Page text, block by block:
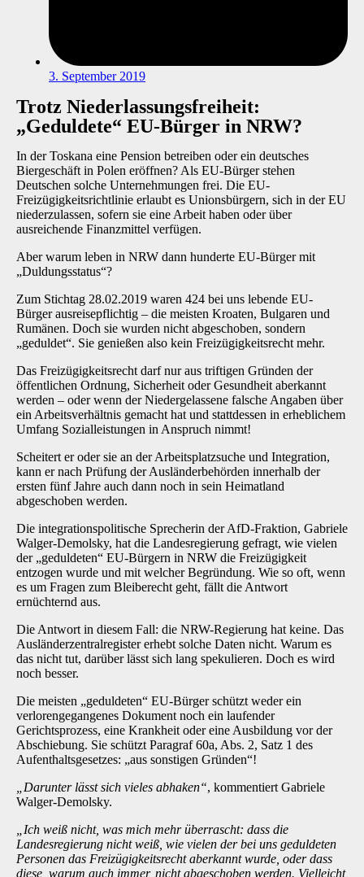
3. September 2019
Trotz Niederlassungsfreiheit:
„Geduldete“ EU-Bürger in NRW?
In der Toskana eine Pension betreiben oder ein deutsches
Biergeschäft in Polen eröffnen? Als EU-Bürger stehen
Deutschen solche Unternehmungen frei. Die EU-
Freizügigkeitsrichtlinie erlaubt es Unionsbürgern, sich in der EU
niederzulassen, sofern sie eine Arbeit haben oder über
ausreichende Finanzmittel verfügen.
Aber warum leben in NRW dann hunderte EU-Bürger mit
„Duldungsstatus“?
Zum Stichtag 28.02.2019 waren 424 bei uns lebende EU-
Bürger ausreisepflichtig – die meisten Kroaten, Bulgaren und
Rumänen. Doch sie wurden nicht abgeschoben, sondern
„geduldet“. Sie genießen also kein Freizügigkeitsrecht mehr.
Das Freizügigkeitsrecht darf nur aus triftigen Gründen der
öffentlichen Ordnung, Sicherheit oder Gesundheit aberkannt
werden – oder wenn der Niedergelassene falsche Angaben über
ein Arbeitsverhältnis gemacht hat und stattdessen in erheblichem
Umfang Sozialleistungen in Anspruch nimmt!
Scheitert er oder sie an der Arbeitsplatzsuche und Integration,
kann er nach Prüfung der Ausländerbehörden innerhalb der
ersten fünf Jahre auch dann noch in sein Heimatland
abgeschoben werden.
Die integrationspolitische Sprecherin der AfD-Fraktion, Gabriele
Walger-Demolsky, hat die Landesregierung gefragt, wie vielen
der „geduldeten“ EU-Bürgern in NRW die Freizügigkeit
entzogen wurde und mit welcher Begründung. Wie so oft, wenn
es um Fragen zum Bleiberecht geht, fällt die Antwort
ernüchternd aus.
Die Antwort in diesem Fall: die NRW-Regierung hat keine. Das
Ausländerzentralregister erhebt solche Daten nicht. Warum es
das nicht tut, darüber lässt sich lang spekulieren. Doch es wird
noch besser.
Die meisten „geduldeten“ EU-Bürger schützt weder ein
verlorengegangenes Dokument noch ein laufender
Gerichtsprozess, eine Krankheit oder eine Ausbildung vor der
Abschiebung. Sie schützt Paragraf 60a, Abs. 2, Satz 1 des
Aufenthaltsgesetzes: „aus sonstigen Gründen“!
„Darunter lässt sich vieles abhaken“, kommentiert Gabriele
Walger-Demolsky.
„Ich weiß nicht, was mich mehr überrascht: dass die
Landesregierung nicht weiß, wie vielen der bei uns geduldeten
Personen das Freizügigkeitsrecht aberkannt wurde, oder dass
diese, warum auch immer, nicht abgeschoben werden. Vielleicht